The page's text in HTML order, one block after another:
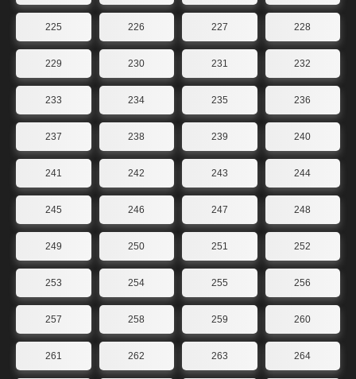
225 226 227 228
229 230 231 232
233 234 235 236
237 238 239 240
241 242 243 244
245 246 247 248
249 250 251 252
253 254 255 256
257 258 259 260
261 262 263 264